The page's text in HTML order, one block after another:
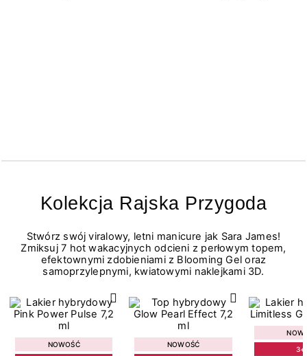
Kolekcja Rajska Przygoda
Stwórz swój viralowy, letni manicure jak Sara James!
Zmiksuj 7 hot wakacyjnych odcieni z perłowym topem,
efektownymi zdobieniami z Blooming Gel oraz
samoprzylepnymi, kwiatowymi naklejkami 3D.
NOWOŚĆ
NOWOŚĆ